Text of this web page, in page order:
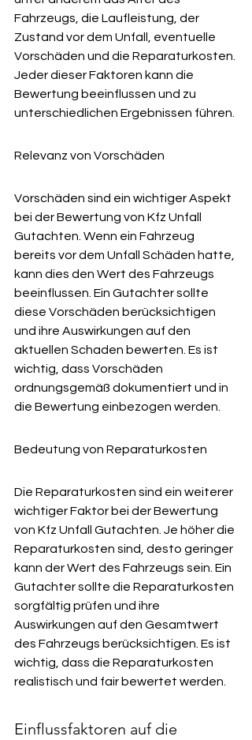
Fahrzeugs, die Laufleistung, der
Zustand vor dem Unfall, eventuelle
Vorschäden und die Reparaturkosten.
Jeder dieser Faktoren kann die
Bewertung beeinflussen und zu
unterschiedlichen Ergebnissen führen.
Relevanz von Vorschäden
Vorschäden sind ein wichtiger Aspekt
bei der Bewertung von Kfz Unfall
Gutachten. Wenn ein Fahrzeug
bereits vor dem Unfall Schäden hatte,
kann dies den Wert des Fahrzeugs
beeinflussen. Ein Gutachter sollte
diese Vorschäden berücksichtigen
und ihre Auswirkungen auf den
aktuellen Schaden bewerten. Es ist
wichtig, dass Vorschäden
ordnungsgemäß dokumentiert und in
die Bewertung einbezogen werden.
Bedeutung von Reparaturkosten
Die Reparaturkosten sind ein weiterer
wichtiger Faktor bei der Bewertung
von Kfz Unfall Gutachten. Je höher die
Reparaturkosten sind, desto geringer
kann der Wert des Fahrzeugs sein. Ein
Gutachter sollte die Reparaturkosten
sorgfältig prüfen und ihre
Auswirkungen auf den Gesamtwert
des Fahrzeugs berücksichtigen. Es ist
wichtig, dass die Reparaturkosten
realistisch und fair bewertet werden.
Einflussfaktoren auf die